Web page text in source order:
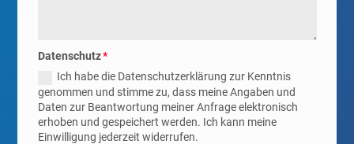
Datenschutz
Ich habe die Datenschutzerklärung zur Kenntnis
genommen und stimme zu, dass meine Angaben und
Daten zur Beantwortung meiner Anfrage elektronisch
erhoben und gespeichert werden. Ich kann meine
Einwilligung jederzeit widerrufen.